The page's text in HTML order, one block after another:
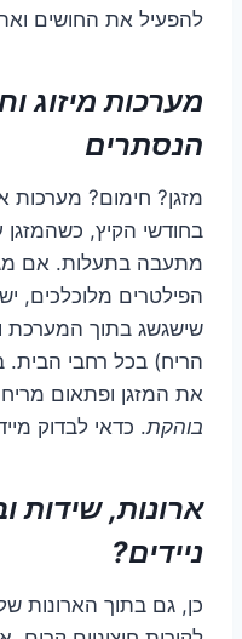
להפעיל את החושים
מערכות מיזוג
הנסתרים
מזגן? חימום? מערכות
בחודשי הקיץ,
מתעבה בתעלות. אם
הפילטרים מלוכלכים,
שישגשג בתוך המערכת
הריח) בכל רחבי
את המזגן ופתאום
בוהקת. כדאי לבדוק
ארונות, שידות
ניידים?
כן, גם בתוך הארונות